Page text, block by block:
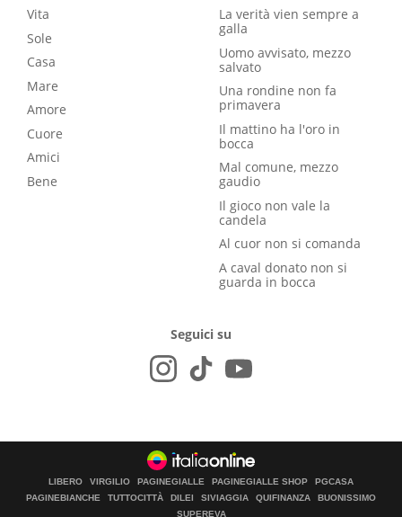
Vita
Sole
Casa
Mare
Amore
Cuore
Amici
Bene
La verità vien sempre a
galla
Uomo avvisato, mezzo
salvato
Una rondine non fa
primavera
Il mattino ha l'oro in
bocca
Mal comune, mezzo
gaudio
Il gioco non vale la
candela
Al cuor non si comanda
A caval donato non si
guarda in bocca
Seguici su
LIBERO VIRGILIO PAGINEGIALLE PAGINEGIALLE SHOP
PGCASA
PAGINEBIANCHE
TUTTOCITTÀ DILEI SIVIAGGIA QUIFINANZA
BUONISSIMO
SUPEREVA